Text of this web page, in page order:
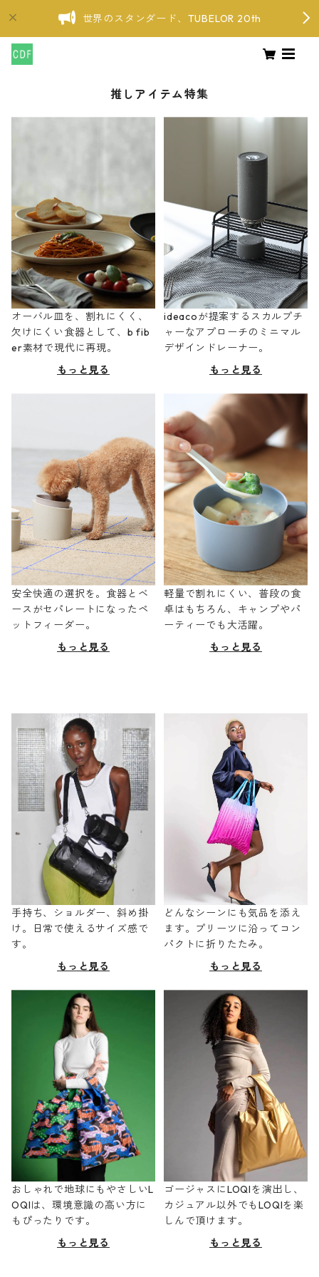
世界のスタンダード、TUBELOR 20th
推しアイテム特集
オーバル皿を、割れにくく、
欠けにくい食器として、b fib
er素材で現代に再現。
もっと見る
ideacoが提案するスカルプチ
ャーなアプローチのミニマル
デザインドレーナー。
もっと見る
安全快適の選択を。食器とベ
ースがセパレートになったペ
ットフィーダー。
もっと見る
軽量で割れにくい、普段の食
卓はもちろん、キャンプやパ
ーティーでも大活躍。
もっと見る
手持ち、ショルダー、斜め掛
け。日常で使えるサイズ感で
す。
もっと見る
どんなシーンにも気品を添え
ます。プリーツに沿ってコン
パクトに折りたたみ。
もっと見る
おしゃれで地球にもやさしいL
OQIは、環境意識の高い方に
もぴったりです。
もっと見る
ゴージャスにLOQIを演出し、
カジュアル以外でもLOQIを楽
しんで頂けます。
もっと見る